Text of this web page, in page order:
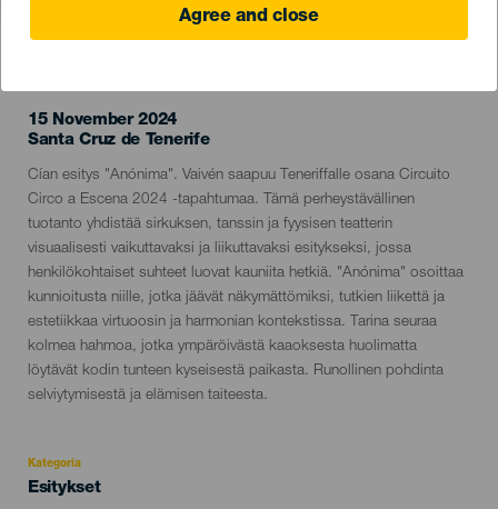
Agree and close
15 November 2024
Localidad
Santa Cruz de Tenerife
Descripción
del
evento
Cían esitys "Anónima". Vaivén saapuu Teneriffalle osana Circuito
Circo a Escena 2024 -tapahtumaa. Tämä perheystävällinen
tuotanto yhdistää sirkuksen, tanssin ja fyysisen teatterin
visuaalisesti vaikuttavaksi ja liikuttavaksi esitykseksi, jossa
henkilökohtaiset suhteet luovat kauniita hetkiä. "Anónima" osoittaa
kunnioitusta niille, jotka jäävät näkymättömiksi, tutkien liikettä ja
estetiikkaa virtuoosin ja harmonian kontekstissa. Tarina seuraa
kolmea hahmoa, jotka ympäröivästä kaaoksesta huolimatta
löytävät kodin tunteen kyseisestä paikasta. Runollinen pohdinta
selviytymisestä ja elämisen taiteesta.
Kategoria
Categoría
Esitykset